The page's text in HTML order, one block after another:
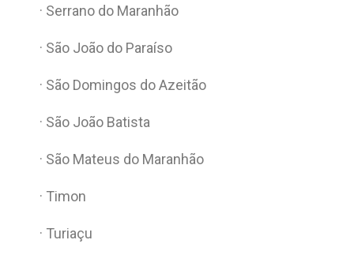
· Serrano do Maranhão
· São João do Paraíso
· São Domingos do Azeitão
· São João Batista
· São Mateus do Maranhão
· Timon
· Turiaçu